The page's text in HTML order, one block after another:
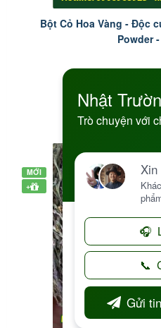
Bột Cỏ Hoa Vàng - Độc
Powder
Đặt
MỚI
+